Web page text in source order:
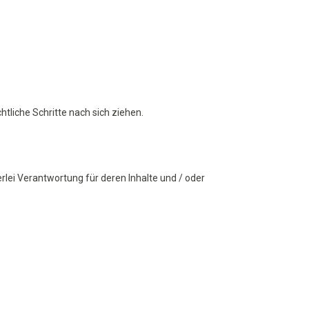
Schritte nach sich ziehen.
Verantwortung für deren Inhalte und / oder